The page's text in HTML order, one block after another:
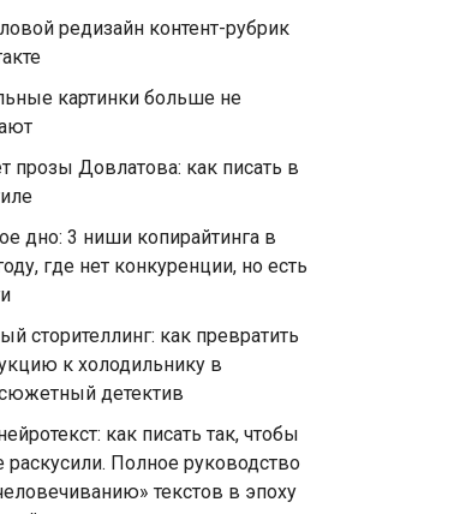
редизайн контент-рубрик
картинки больше не
прозы Довлатова: как писать в
дно: 3 ниши копирайтинга в
где нет конкуренции, но есть
сторителлинг: как превратить
к холодильнику в
детектив
как писать так, чтобы
раскусили. Полное руководство
текстов в эпоху